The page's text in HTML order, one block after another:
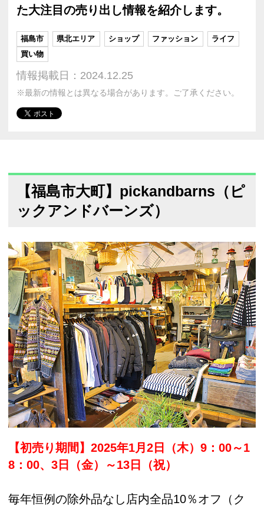
た大注目の売り出し情報を紹介します。
福島市 県北エリア ショップ ファッション
ライフ
買い物
情報掲載日：2024.12.25
※最新の情報とは異なる場合があります。ご了承ください。
【福島市大町】pickandbarns（ピ
ックアンドバーンズ）
【初売り期間】2025年1月2日（木）9：00～1
8：00、3日（金）～13日（祝）
毎年恒例の除外品なし店内全品10％オフ（ク